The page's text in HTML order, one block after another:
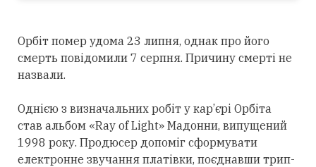
Орбіт помер удома 23 липня, однак про його
смерть повідомили 7 серпня. Причину смерті не
назвали.
Однією з визначальних робіт у кар’єрі Орбіта
став альбом «Ray of Light» Мадонни, випущений
1998 року. Продюсер допоміг сформувати
електронне звучання платівки, поєднавши трип-